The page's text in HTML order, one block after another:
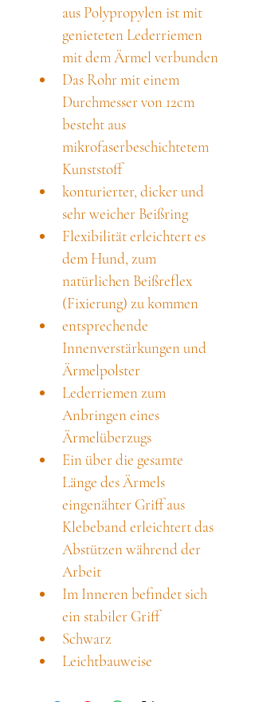
aus Polypropylen ist mit
genieteten Lederriemen
mit dem Ärmel verbunden
Das Rohr mit einem
Durchmesser von 12cm
besteht aus
mikrofaserbeschichtetem
Kunststoff
konturierter, dicker und
sehr weicher Beißring
Flexibilität erleichtert es
dem Hund, zum
natürlichen Beißreflex
(Fixierung) zu kommen
entsprechende
Innenverstärkungen und
Ärmelpolster
Lederriemen zum
Anbringen eines
Ärmelüberzugs
Ein über die gesamte
Länge des Ärmels
eingenähter Griff aus
Klebeband erleichtert das
Abstützen während der
Arbeit
Im Inneren befindet sich
ein stabiler Griff
Schwarz
Leichtbauweise